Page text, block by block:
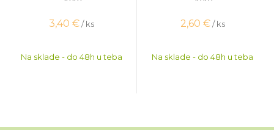
3,40 € / ks
Na sklade - do 48h u teba
2,60 € / ks
Na sklade - do 48h u teba